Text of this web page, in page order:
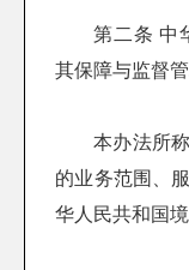
第二条 中
其保障与监督
本办法所
的业务范围、
华人民共和国